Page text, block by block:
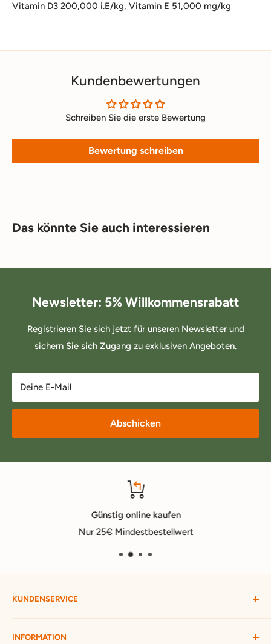
Vitamin D3 200,000 i.E/kg, Vitamin E 51,000 mg/kg
Kundenbewertungen
Schreiben Sie die erste Bewertung
Bewertung schreiben
Das könnte Sie auch interessieren
Newsletter: 5% Willkommensrabatt
Registrieren Sie sich jetzt für unseren Newsletter und
sichern Sie sich Zugang zu exklusiven Angeboten.
Deine E-Mail
Abschicken
Günstig online kaufen
Nur 25€ Mindestbestellwert
KUNDENSERVICE
Mein Konto
Widerruf starten
INFORMATION